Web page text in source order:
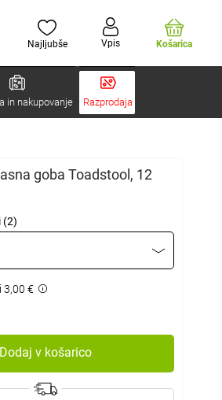
Najljubše Vpis Košarica
in nakupovanje Razprodaja
goba Toadstool, 12
(2)
3,00 €
Dodaj v košarico